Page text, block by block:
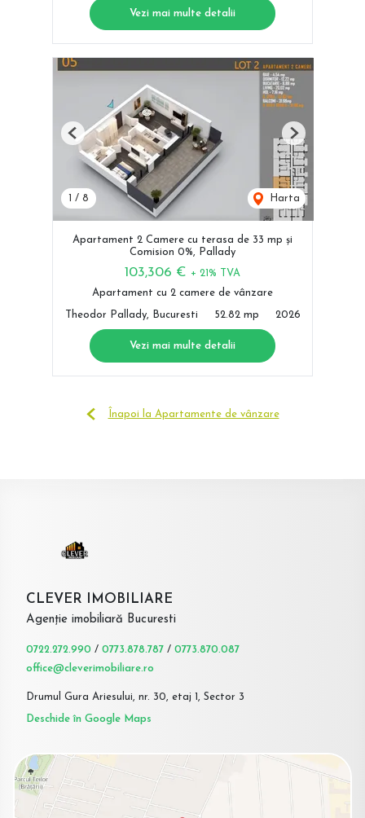
Vezi mai multe detalii
1 / 8 Harta
Previous Next
Apartament 2 Camere cu terasa de 33 mp și
Comision 0%, Pallady
103,306 € + 21% TVA
Apartament cu 2 camere de vânzare
Theodor Pallady, Bucuresti 52.82 mp 2026
Vezi mai multe detalii
Înapoi la Apartamente de vânzare
CLEVER IMOBILIARE
Agenție imobiliară Bucuresti
0722.272.990 / 0773.878.787 / 0773.870.087
office@cleverimobiliare.ro
Drumul Gura Ariesului, nr. 30, etaj 1, Sector 3
Deschide în Google Maps